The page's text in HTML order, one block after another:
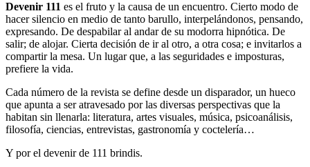
Devenir 111 es el fruto y la causa de un encuentro. Cierto modo de
hacer silencio en medio de tanto barullo, interpelándonos, pensando,
expresando. De despabilar al andar de su modorra hipnótica. De
salir; de alojar. Cierta decisión de ir al otro, a otra cosa; e invitarlos a
compartir la mesa. Un lugar que, a las seguridades e imposturas,
prefiere la vida.
Cada número de la revista se define desde un disparador, un hueco
que apunta a ser atravesado por las diversas perspectivas que la
habitan sin llenarla: literatura, artes visuales, música, psicoanálisis,
filosofía, ciencias, entrevistas, gastronomía y coctelería…
Y por el devenir de 111 brindis.